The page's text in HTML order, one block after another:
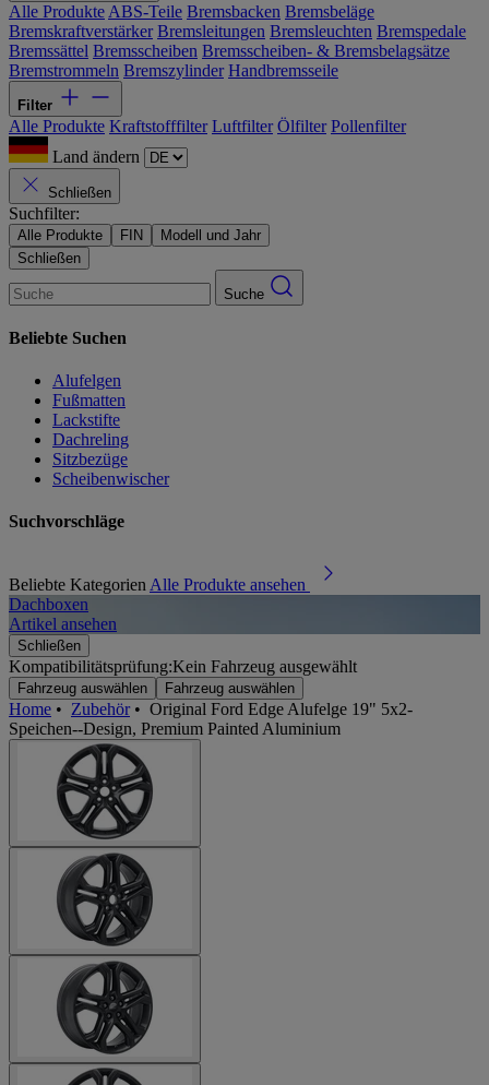
Alle Produkte ABS-Teile Bremsbacken Bremsbeläge
Bremskraftverstärker Bremsleitungen Bremsleuchten Bremspedale
Bremssättel Bremsscheiben Bremsscheiben- & Bremsbelagsätze
Bremstrommeln Bremszylinder Handbremsseile
Filter
Alle Produkte Kraftstofffilter Luftfilter Ölfilter Pollenfilter
Land ändern
Schließen
Suchfilter:
Alle Produkte FIN
Modell und Jahr
Schließen
Suche
Beliebte Suchen
Alufelgen
Fußmatten
Lackstifte
Dachreling
Sitzbezüge
Scheibenwischer
Suchvorschläge
Beliebte Kategorien Alle Produkte ansehen
Dachboxen
Artikel ansehen
Schließen
Kompatibilitätsprüfung:Kein Fahrzeug ausgewählt
Fahrzeug auswählen Fahrzeug auswählen
Home • Zubehör• Original Ford Edge Alufelge 19" 5x2-
Speichen--Design, Premium Painted Aluminium